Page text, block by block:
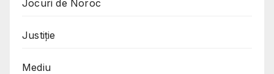
Jocuri de Noroc
Justiție
Mediu